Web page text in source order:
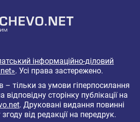
інформаційно-діловий
. Усі права застережено.
– тільки за умови гіперпосилання
сторінку публікації на
. Друковані видання повинні
від редакції на передрук.